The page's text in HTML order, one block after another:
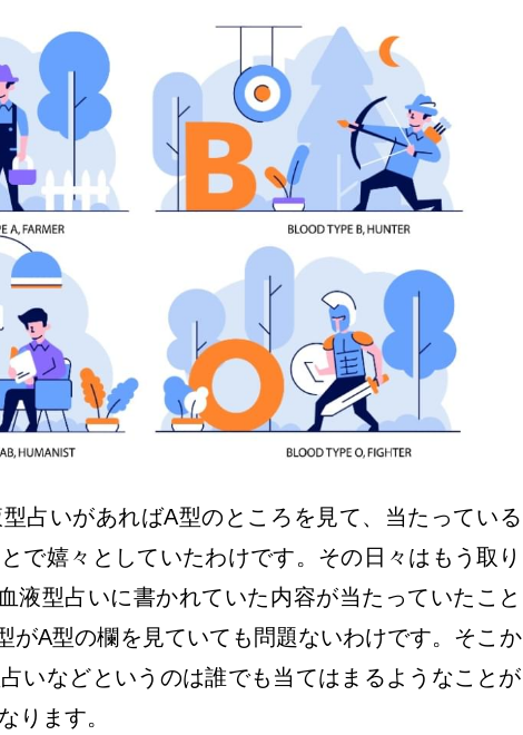
占いがあればA型のところを見て、当たっている
で嬉々としていたわけです。その日々はもう取り
液型占いに書かれていた内容が当たっていたこと
がA型の欄を見ていても問題ないわけです。そこか
いなどというのは誰でも当てはまるようなことが
ります。